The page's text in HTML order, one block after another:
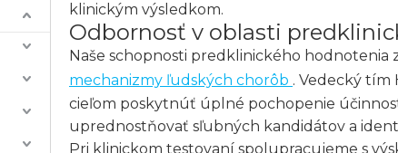
klinickým výsledkom.
Odbornosť v oblasti
Naše schopnosti predklinického hodnotenia
mechanizmy ľudských chorôb . Vedecký tím
cieľom poskytnúť úplné pochopenie
uprednostňovať sľubných kandidátov a
Pri klinickom testovaní spolupracujeme s